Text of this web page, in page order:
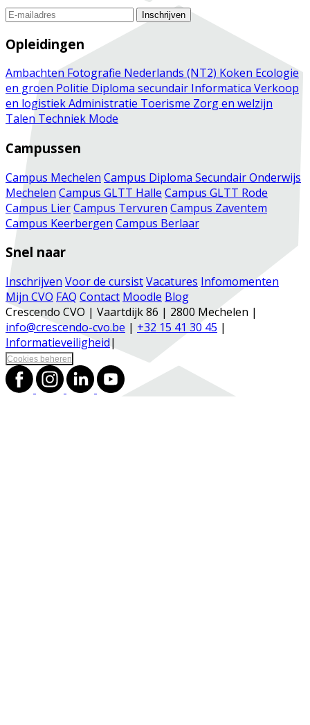
Inschrijven
Opleidingen
Ambachten Fotografie Nederlands (NT2) Koken Ecologie
en groen Politie Diploma secundair Informatica Verkoop
en logistiekAdministratie Toerisme Zorg en welzijn
Talen Techniek Mode
Campussen
Campus Mechelen Campus Diploma Secundair Onderwijs
Mechelen Campus GLTT Halle Campus GLTT Rode
Campus LierCampus Tervuren Campus Zaventem
Campus Keerbergen Campus Berlaar
Snel naar
Inschrijven Voor de cursistVacatures Infomomenten
Mijn CVO FAQ Contact Moodle Blog
Crescendo CVO | Vaartdijk 86 | 2800 Mechelen |
info@crescendo-cvo.be | +32 15 41 30 45 |
Informatieveiligheid|
Cookies beheren